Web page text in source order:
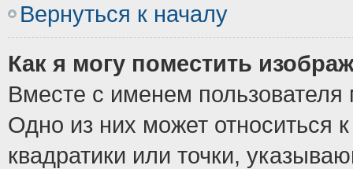
Вернуться к началу
Как я могу поместить
Вместе с именем пользователя
Одно из них может относиться
квадратики или точки,